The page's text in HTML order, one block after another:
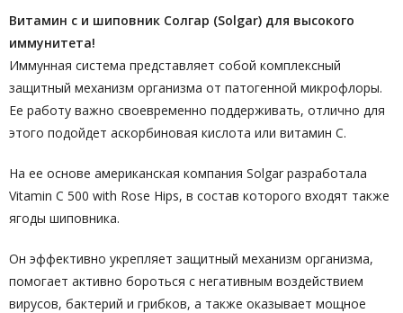
Витамин с и шиповник Солгар (Solgar) для высокого
иммунитета!
Иммунная система представляет собой комплексный
защитный механизм организма от патогенной микрофлоры.
Ее работу важно своевременно поддерживать, отлично для
этого подойдет аскорбиновая кислота или витамин С.
На ее основе американская компания Solgar разработала
Vitamin C 500 with Rose Hips, в состав которого входят также
ягоды шиповника.
Он эффективно укрепляет защитный механизм организма,
помогает активно бороться с негативным воздействием
вирусов, бактерий и грибков, а также оказывает мощное